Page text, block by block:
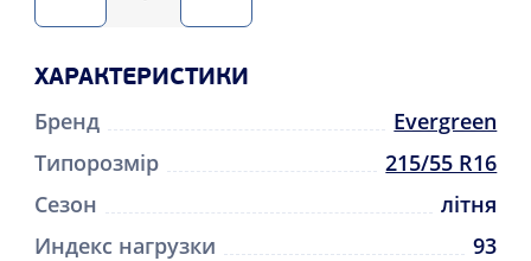
ХАРАКТЕРИСТИКИ
Бренд
Evergreen
Типорозмір
215/55 R16
Сезон
літня
Индекс нагрузки
93